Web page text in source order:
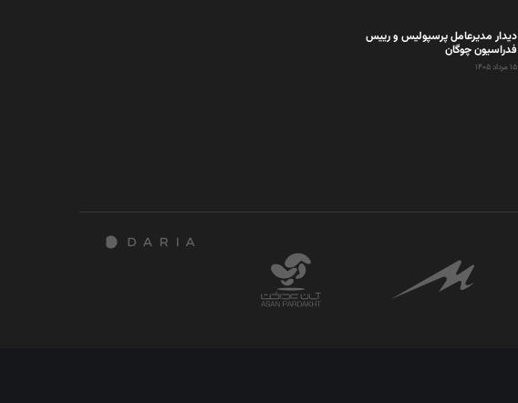
دیدار مدیرعامل پرسپولیس و رییس
فدراسیون چوگان
۱۵ مرداد ۱۴۰۵